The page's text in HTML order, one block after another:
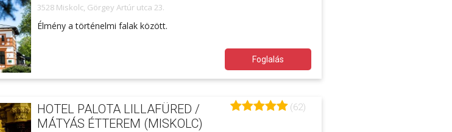
3528 Miskolc, Görgey Artúr utca 23.
Élmény a történelmi falak között.
Foglalás
HOTEL PALOTA LILLAFÜRED /
MÁTYÁS ÉTTEREM (MISKOLC)
(62)